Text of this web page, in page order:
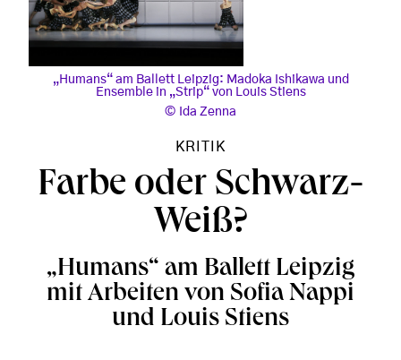
„Humans“ am Ballett Leipzig: Madoka Ishikawa und
Ensemble in „Strip“ von Louis Stiens
Ida Zenna
KRITIK
Farbe oder Schwarz-
Weiß?
„Humans“ am Ballett Leipzig
mit Arbeiten von Sofia Nappi
und Louis Stiens